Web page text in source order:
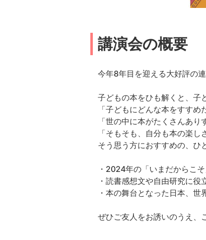
講演会の概要
今年8年目を迎える大好評の
子どもの本をひも解くと、子
「子どもにどんな本をすす
「世の中に本がたくさんあ
「そもそも、自分も本の楽し
そう思う方におすすめの、ひ
・2024年の「いまだからこ
・読書感想文や自由研究に
・本の舞台となった日本、世
ぜひご友人をお誘いのうえ、